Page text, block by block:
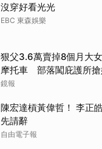
沒穿好看光光
EBC 東森娛樂
狠父3.6萬賣掉8個月大
摩托車 部落闖庇護所
鏡報
陳宏達槓黃偉哲！ 李正
先請辭
自由電子報